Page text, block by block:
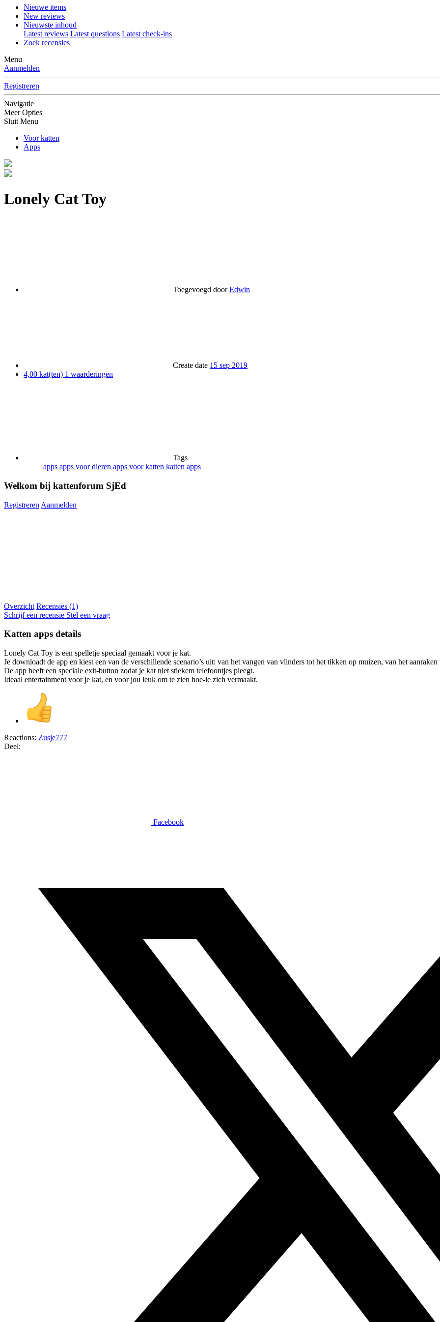
Nieuwe items
New reviews
Nieuwste inhoud
Latest reviews Latest questions Latest check-ins
Zoek recensies
Menu
Aanmelden
Registreren
Navigatie
Meer Opties
Sluit Menu
Voor katten
Apps
Lonely Cat Toy
Toegevoegd door Edwin
Create date 15 sep 2019
4,00 kat(ten) 1 waarderingen
Tags
apps apps voor dieren apps voor katten katten apps
Welkom bij kattenforum SjEd
Registreren Aanmelden
Overzicht Recensies (1)
Schrijf een recensie Stel een vraag
Katten apps details
Lonely Cat Toy is een spelletje speciaal gemaakt voor je kat.
Je downloadt de app en kiest een van de verschillende scenario’s uit: van het vangen van vlinders tot het tikken op muizen, van het
De app heeft een speciale exit-button zodat je kat niet stiekem telefoontjes pleegt.
Ideaal entertainment voor je kat, en voor jou leuk om te zien hoe-ie zich vermaakt.
Reactions: Zusje777
Deel:
Facebook